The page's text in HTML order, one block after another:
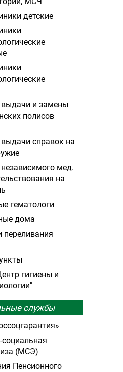
детские
и замены
полисов
справок на
мед.
на
гематологи
дома
переливания
гигиены и
службы
(МСЭ)
Пенсионного